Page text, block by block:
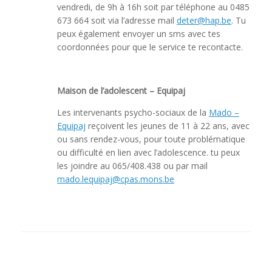
vendredi, de 9h à 16h soit par téléphone au 0485
673 664 soit via l’adresse mail deter@hap.be. Tu
peux également envoyer un sms avec tes
coordonnées pour que le service te recontacte.
Maison de l’adolescent – Equipaj
Les intervenants psycho-sociaux de la Mado –
Equipaj reçoivent les jeunes de 11 à 22 ans, avec
ou sans rendez-vous, pour toute problématique
ou difficulté en lien avec l’adolescence. tu peux
les joindre au 065/408.438 ou par mail
mado.lequipaj@cpas.mons.be